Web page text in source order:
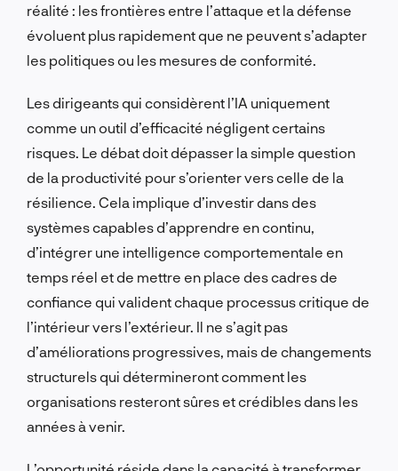
réalité : les frontières entre l’attaque et la défense
évoluent plus rapidement que ne peuvent s’adapter
les politiques ou les mesures de conformité.
Les dirigeants qui considèrent l’IA uniquement
comme un outil d’efficacité négligent certains
risques. Le débat doit dépasser la simple question
de la productivité pour s’orienter vers celle de la
résilience. Cela implique d’investir dans des
systèmes capables d’apprendre en continu,
d’intégrer une intelligence comportementale en
temps réel et de mettre en place des cadres de
confiance qui valident chaque processus critique de
l’intérieur vers l’extérieur. Il ne s’agit pas
d’améliorations progressives, mais de changements
structurels qui détermineront comment les
organisations resteront sûres et crédibles dans les
années à venir.